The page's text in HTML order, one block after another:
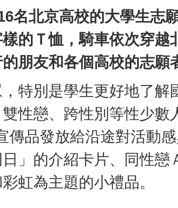
名北京高校的大學生志
的Ｔ恤，騎車依次穿
的朋友和各個高校的志
特別是學生更好地了解
性戀、跨性別等性少數
傳品發放給沿途對活動
」的介紹卡片、同性戀
虹為主題的小禮品。